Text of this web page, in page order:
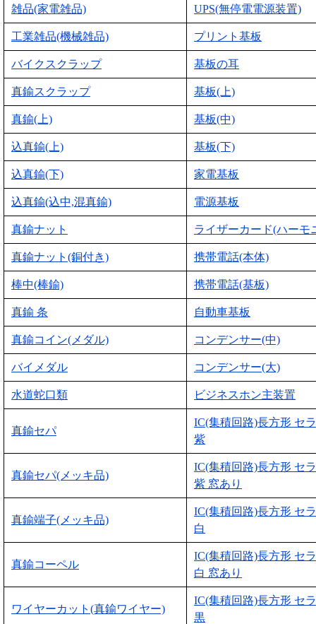
雑品(家電雑品) UPS(無停電電源装置)
工業雑品(機械雑品) プリント基板
バイクスクラップ 基板の耳
真鍮スクラップ 基板(上)
真鍮(上) 基板(中)
込真鍮(上) 基板(下)
込真鍮(下) 家電基板
込真鍮(込中,混真鍮) 電源基板
真鍮ナット ライザーカード(ハーモ
真鍮ナット(銅付き) 携帯電話(本体)
棒中(棒鍮) 携帯電話(基板)
真鍮 条 自動車基板
真鍮コイン(メダル) コンデンサー(中)
バイメダル コンデンサー(大)
水道蛇口類 ビジネスホン主装置
真鍮セパ
IC(集積回路)長方形 セ
紫
真鍮セパ(メッキ品)
IC(集積回路)長方形 セ
紫 窓あり
真鍮端子(メッキ品)
IC(集積回路)長方形 セ
白
真鍮コーペル
IC(集積回路)長方形 セ
白 窓あり
ワイヤーカット(真鍮ワイヤー)
IC(集積回路)長方形 セ
黒